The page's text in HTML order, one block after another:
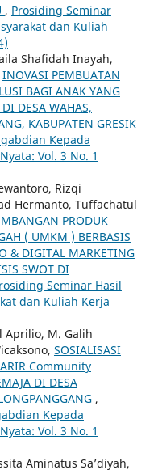
, Prosiding Seminar
dan Kuliah
Shafidah Inayah,
INOVASI PEMBUATAN
BAGI ANAK YANG
DESA WAHAS,
KABUPATEN GRESIK
Kepada
Vol. 3 No. 1
Rizqi
Hermanto, Tuffachatul
PRODUK
( UMKM ) BERBASIS
& DIGITAL MARKETING
SWOT DI
Seminar Hasil
dan Kuliah Kerja
Aprilio, M. Galih
SOSIALISASI
Community
DI DESA
,
Kepada
Vol. 3 No. 1
Aminatus Sa’diyah,